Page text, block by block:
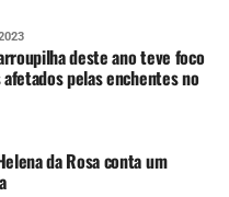
deste ano teve foco
pelas enchentes no
da Rosa conta um